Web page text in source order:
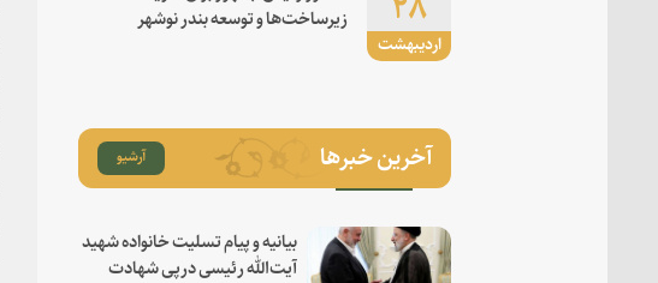
اردیبهشت
زیرساخت‌ها و توسعه بندر نوشهر
آخرین خبرها آرشیو
بیانیه و پیام تسلیت خانواده شهید
آیت‌الله رئیسی درپی شهادت